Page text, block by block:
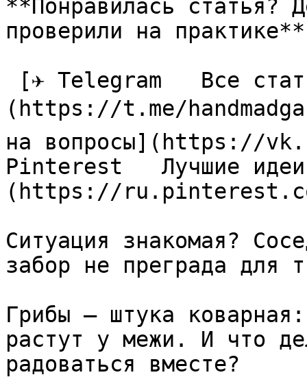
**Понравилась статья?
проверили на практике**
(https://t.me/
на вопросы](https://
Pinterest   Лучшие
(https://
Ситуация знакомая?
забор не преграда для
Грибы — штука
растут у межи. И что
радоваться вместе?